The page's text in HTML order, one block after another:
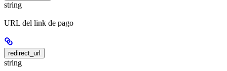
string
URL del link de pago
redirect_url
string